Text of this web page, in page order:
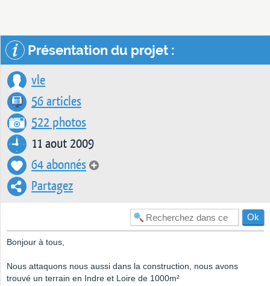
Présentation du projet :
vle
56 articles
522 photos
11 aout 2009
64 abonnés
Partagez
Bonjour à tous,
Nous attaquons nous aussi dans la construction, nous avons
trouvé un terrain en Indre et Loire de 1000m²